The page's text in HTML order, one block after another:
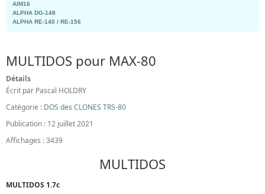
AIM16
ALPHA DG-148
ALPHA RE-140 / RE-156
MULTIDOS pour MAX-80
Détails
Écrit par Pascal HOLDRY
Catégorie : DOS des CLONES TRS-80
Publication : 12 juillet 2021
Affichages : 3439
MULTIDOS
MULTIDOS 1.7c